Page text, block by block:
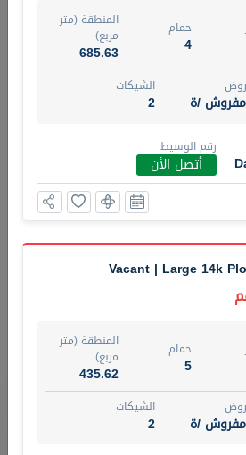
رقم الوسيط
ELBRUS
2
مربع)
ة
ABDEMANAF
KHANBHAI
رقم الوسيط
الأن
حمام
4
المنطقة (متر
مربع)
685.63
مفروش /ة
الشيكات
2
رقم الوسيط
أتصل الأن
Vacant | Large 14k
حمام
5
المنطقة (متر
مربع)
435.62
مفروش /ة
الشيكات
2